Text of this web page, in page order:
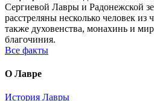
Сергиевой Лавры и Радонежской
расстреляны несколько человек из
также духовенства, монахинь и
благочиния.
Все факты
О Лавре
История Лавры